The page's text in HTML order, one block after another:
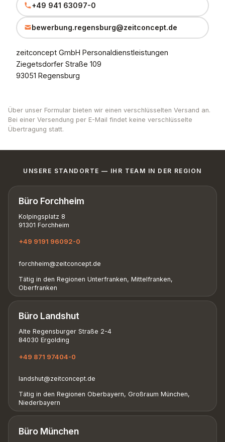
+49 941 63097-0
bewerbung.regensburg@zeitconcept.de
zeitconcept GmbH Personaldienstleistungen
Ziegetsdorfer Straße 109
93051 Regensburg
Über unser Formular bieten wir einen verschlüsselten Versand an.
Bei einer Versendung per E-Mail findet keine verschlüsselte
Übertragung statt.
UNSERE STANDORTE — IHR TEAM IN DER REGION
Büro Forchheim
Kolpingsplatz 8
91301 Forchheim
+49 9191 96092-0
forchheim@zeitconcept.de
Tätig in den Regionen Unterfranken, Mittelfranken,
Oberfranken
Büro Landshut
Alte Regensburger Straße 2-4
84030 Ergolding
+49 871 97404-0
landshut@zeitconcept.de
Tätig in den Regionen Oberbayern, Großraum München,
Niederbayern
Büro München